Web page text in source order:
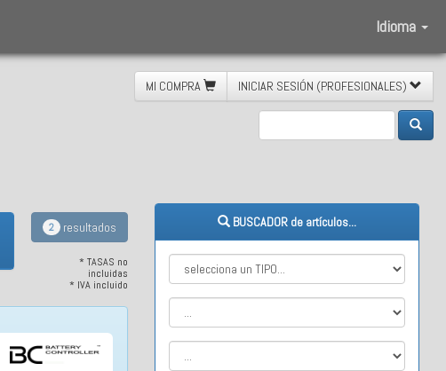
Idioma
MI COMPRA INICIAR SESIÓN (PROFESIONALES)
2 resultados
* TASAS no
incluidas
* IVA incluido
BUSCADOR de artículos...